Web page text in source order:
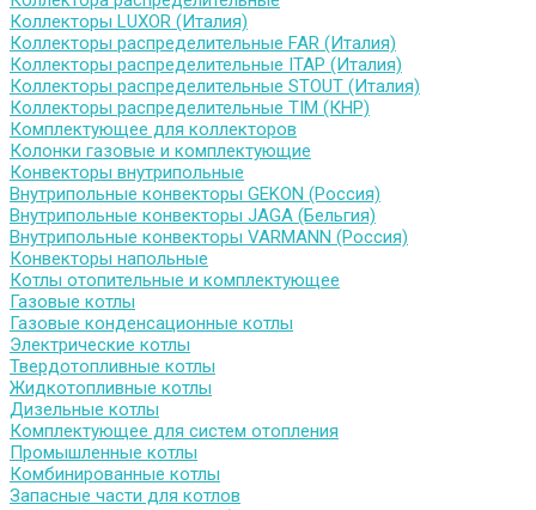
Коллекторы LUXOR (Италия)
Коллекторы распределительные FAR (Италия)
Коллекторы распределительные ITAP (Италия)
Коллекторы распределительные STOUT (Италия)
Коллекторы распределительные TIM (КНР)
Комплектующее для коллекторов
Колонки газовые и комплектующие
Конвекторы внутрипольные
Внутрипольные конвекторы GEKON (Россия)
Внутрипольные конвекторы JAGA (Бельгия)
Внутрипольные конвекторы VARMANN (Россия)
Конвекторы напольные
Котлы отопительные и комплектующее
Газовые котлы
Газовые конденсационные котлы
Электрические котлы
Твердотопливные котлы
Жидкотопливные котлы
Дизельные котлы
Комплектующее для систем отопления
Промышленные котлы
Комбинированные котлы
Запасные части для котлов